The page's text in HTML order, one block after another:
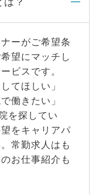
ーがご希望条
望にマッチし
ビスです。
てほしい」
働きたい」
を探してい
をキャリアパ
常勤求人はも
お仕事紹介も